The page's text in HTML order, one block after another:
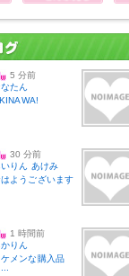
5 分前
たん
30 分前
いりん あけみ
はようございます
1 時間前
かりん
ケメンな購入品